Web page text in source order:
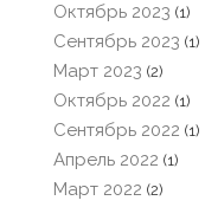
Октябрь 2023 (1)
Сентябрь 2023 (1)
Март 2023 (2)
Октябрь 2022 (1)
Сентябрь 2022 (1)
Апрель 2022 (1)
Март 2022 (2)